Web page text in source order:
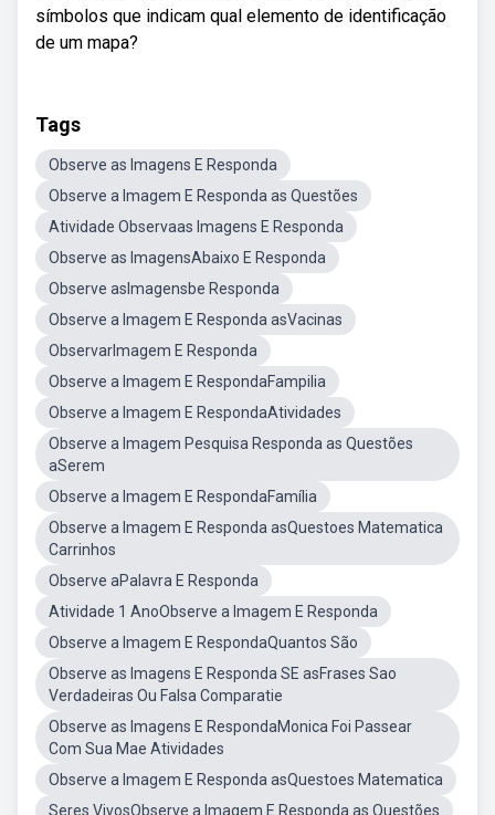
símbolos que indicam qual elemento de identificação
de um mapa?
Tags
Observe as Imagens E Responda
Observe a Imagem E Responda as Questões
Atividade Observaas Imagens E Responda
Observe as ImagensAbaixo E Responda
Observe asImagensbe Responda
Observe a Imagem E Responda asVacinas
ObservarImagem E Responda
Observe a Imagem E RespondaFampilia
Observe a Imagem E RespondaAtividades
Observe a Imagem Pesquisa Responda as Questões
aSerem
Observe a Imagem E RespondaFamília
Observe a Imagem E Responda asQuestoes Matematica
Carrinhos
Observe aPalavra E Responda
Atividade 1 AnoObserve a Imagem E Responda
Observe a Imagem E RespondaQuantos São
Observe as Imagens E Responda SE asFrases Sao
Verdadeiras Ou Falsa Comparatie
Observe as Imagens E RespondaMonica Foi Passear
Com Sua Mae Atividades
Observe a Imagem E Responda asQuestoes Matematica
Seres VivosObserve a Imagem E Responda as Questões